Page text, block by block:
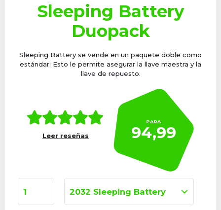
Sleeping Battery
Duopack
Sleeping Battery se vende en un paquete doble como
estándar. Esto le permite asegurar la llave maestra y la
llave de repuesto.
Leer reseñas
PARA
94,99
Cantidad